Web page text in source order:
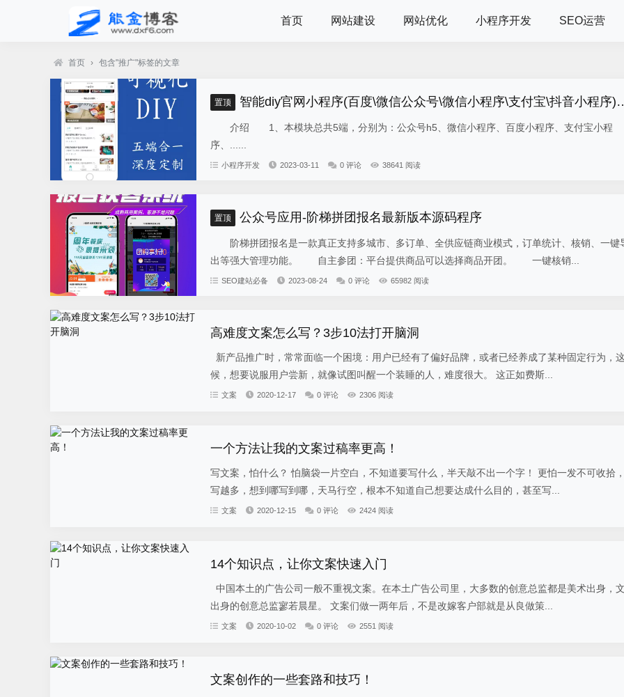
首页 网站建设 网站优化 小程序开发 SEO运营
首页 › 包含"推广"标签的文章
置顶 智能diy官网小程序(百度\微信公众号\微信小程序\支付宝\抖音小程序)独立版
介绍 1、本模块总共5端，分别为：公众号h5、微信小程序、百度小程序、支付宝小程
序、......
小程序开发 2023-03-11 0 评论 38641 阅读
置顶 公众号应用-阶梯拼团报名最新版本源码程序
阶梯拼团报名是一款真正支持多城市、多订单、全供应链商业模式，订单统计、核销、一键
出等强大管理功能。 自主参团：平台提供商品可以选择商品开团。 一键核销...
SEO建站必备 2023-08-24 0 评论 65982 阅读
高难度文案怎么写？3步10法打开脑洞
新产品推广时，常常面临一个困境：用户已经有了偏好品牌，或者已经养成了某种固定行为，
候，想要说服用户尝新，就像试图叫醒一个装睡的人，难度很大。 这正如费斯...
文案 2020-12-17 0 评论 2306 阅读
一个方法让我的文案过稿率更高！
写文案，怕什么？ 怕脑袋一片空白，不知道要写什么，半天敲不出一个字！ 更怕一发不可收拾
写越多，想到哪写到哪，天马行空，根本不知道自己想要达成什么目的，甚至写...
文案 2020-12-15 0 评论 2424 阅读
14个知识点，让你文案快速入门
中国本土的广告公司一般不重视文案。在本土广告公司里，大多数的创意总监都是美术出身，
出身的创意总监寥若晨星。 文案们做一两年后，不是改嫁客户部就是从良做策...
文案 2020-10-02 0 评论 2551 阅读
文案创作的一些套路和技巧！